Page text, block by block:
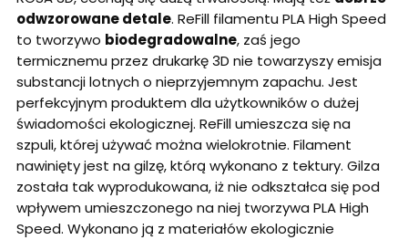
odwzorowane detale. ReFill filamentu PLA High Speed
to tworzywo biodegradowalne, zaś jego
termicznemu przez drukarkę 3D nie towarzyszy emisja
substancji lotnych o nieprzyjemnym zapachu. Jest
perfekcyjnym produktem dla użytkowników o dużej
świadomości ekologicznej. ReFill umieszcza się na
szpuli, której używać można wielokrotnie. Filament
nawinięty jest na gilzę, którą wykonano z tektury. Gilza
została tak wyprodukowana, iż nie odkształca się pod
wpływem umieszczonego na niej tworzywa PLA High
Speed. Wykonano ją z materiałów ekologicznie